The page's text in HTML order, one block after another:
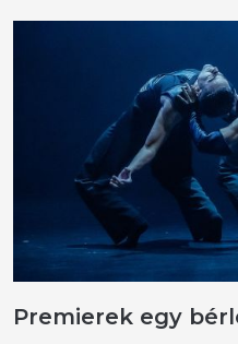
Premierek egy